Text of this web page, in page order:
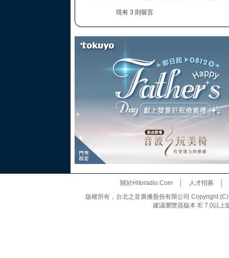
現有 3 則留言
關於Hitoradio.Com│ 人才招募
版權所有，台北之音廣播股份有限公司 Copyright
建議瀏覽器版本 IE 7.0以上